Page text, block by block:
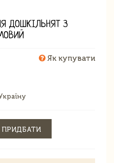
ДОШКІЛЬНЯТ З
Як купувати
ПРИДБАТИ